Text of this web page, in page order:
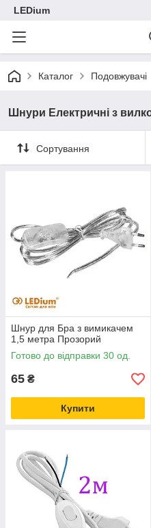
LEDium
Каталог Подовжувачі
Шнури Електричні з
Сортування
Шнур для Бра з вимикачем
1,5 метра Прозорий
Готово до відправки 30 од.
65 ₴
Купити